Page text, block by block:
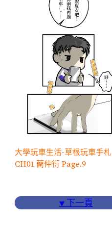
大學玩車生活-草根玩車手札
CH01 藺仲衍 Page.9
▼下一頁